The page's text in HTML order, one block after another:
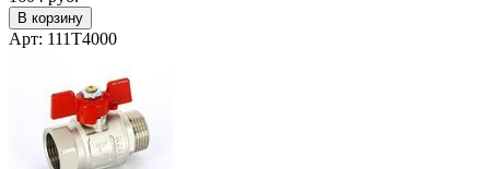
В корзину
Арт: 111T4000